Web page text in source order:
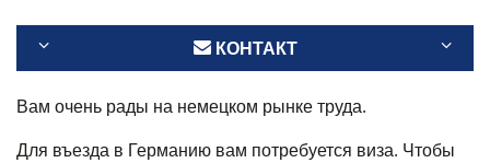
КОНТАКТ
Вам очень рады на немецком рынке труда.
Для въезда в Германию вам потребуется виза. Чтобы